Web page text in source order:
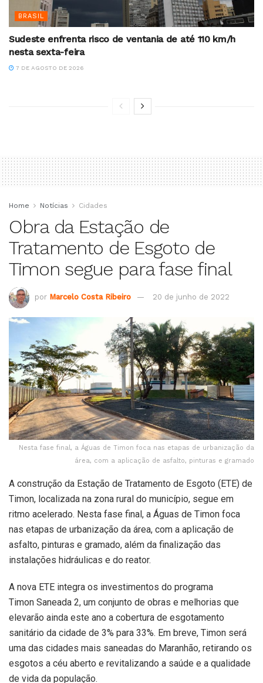
BRASIL
Sudeste enfrenta risco de ventania de até 110 km/h
nesta sexta-feira
7 DE AGOSTO DE 2026
Home Notícias Cidades
Obra da Estação de
Tratamento de Esgoto de
Timon segue para fase final
por Marcelo Costa Ribeiro 20 de junho de 2022
Nesta fase final, a Águas de Timon foca nas etapas de urbanização da
área, com a aplicação de asfalto, pinturas e gramado
A construção da Estação de Tratamento de Esgoto (ETE) de
Timon, localizada na zona rural do município, segue em
ritmo acelerado. Nesta fase final, a Águas de Timon foca
nas etapas de urbanização da área, com a aplicação de
asfalto, pinturas e gramado, além da finalização das
instalações hidráulicas e do reator.
A nova ETE integra os investimentos do programa
Timon Saneada 2, um conjunto de obras e melhorias que
elevarão ainda este ano a cobertura de esgotamento
sanitário da cidade de 3% para 33%. Em breve, Timon será
uma das cidades mais saneadas do Maranhão, retirando os
esgotos a céu aberto e revitalizando a saúde e a qualidade
de vida da população.